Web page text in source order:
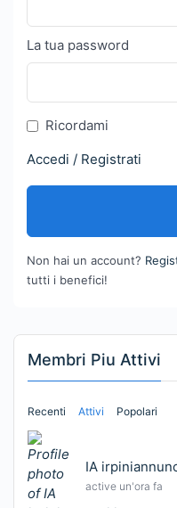
La tua password
Ricordami
Accedi / Registrati
Non hai un account?
tutti i benefici!
Membri Piu Attivi
Recenti Attivi Popolari
IA
active un'ora fa